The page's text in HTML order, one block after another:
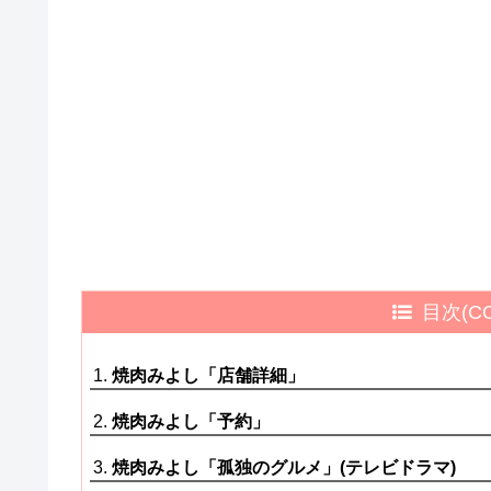
目次
焼肉みよし「店舗詳細」
焼肉みよし「予約」
焼肉みよし「孤独のグルメ」(テレビドラマ)